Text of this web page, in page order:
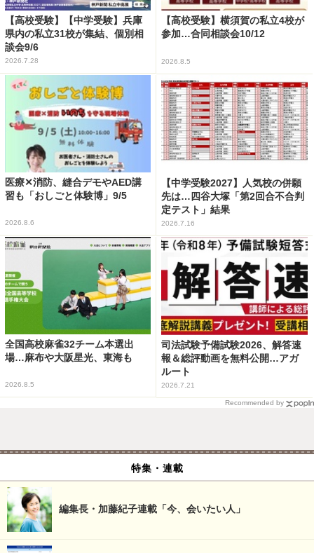
【高校受験】【中学受験】兵庫
県内の私立31校が集結、個別相
談会9/6
2026.7.28
【高校受験】横須賀の私立4校が
参加…合同相談会10/12
2026.8.5
医療✕消防、縫合デモやAED講
習も「おしごと体験博」9/5
2026.8.6
【中学受験2027】人気校の併願
先は…四谷大塚「第2回合不合判
定テスト」結果
2026.7.16
全国高校麻雀32チーム本選出
場…麻布や大阪星光、東海も
2026.8.5
司法試験予備試験2026、解答速
報＆総評動画を無料公開…アガ
ルート
2026.7.21
Recommended by
特集・連載
編集長・加藤紀子連載「今、会いたい人」